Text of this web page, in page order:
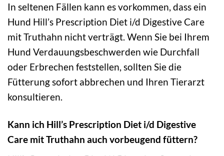
In seltenen Fällen kann es vorkommen, dass ein
Hund Hill’s Prescription Diet i/d Digestive Care
mit Truthahn nicht verträgt. Wenn Sie bei Ihrem
Hund Verdauungsbeschwerden wie Durchfall
oder Erbrechen feststellen, sollten Sie die
Fütterung sofort abbrechen und Ihren Tierarzt
konsultieren.
Kann ich Hill’s Prescription Diet i/d Digestive
Care mit Truthahn auch vorbeugend füttern?